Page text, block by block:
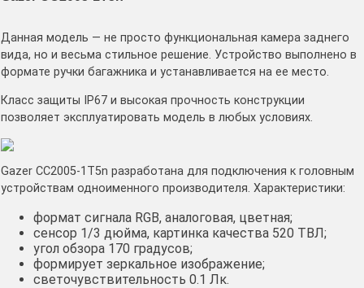
Данная модель — не просто функциональная камера заднего
вида, но и весьма стильное решение. Устройство выполнено в
формате ручки багажника и устанавливается на ее место.
Класс защиты IP67 и высокая прочность конструкции
позволяет эксплуатировать модель в любых условиях.
Gazer СС2005-1T5n разработана для подключения к головным
устройствам одноименного производителя. Характеристики:
формат сигнала RGB, аналоговая, цветная;
сенсор 1/3 дюйма, картинка качества 520 ТВЛ;
угол обзора 170 градусов;
формирует зеркальное изображение;
светочувствительность 0.1 Лк.